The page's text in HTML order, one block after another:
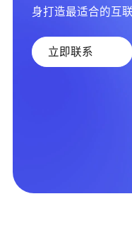
身打造最适合的互
立即联系